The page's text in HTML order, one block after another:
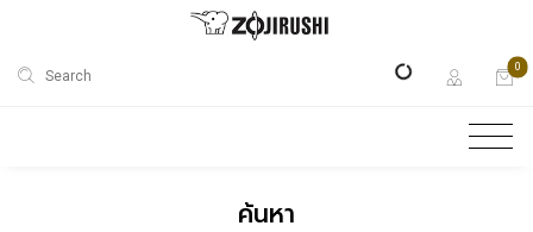
Search
0
ค้นหา